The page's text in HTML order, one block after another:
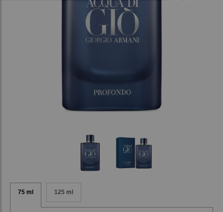
75 ml 125 ml